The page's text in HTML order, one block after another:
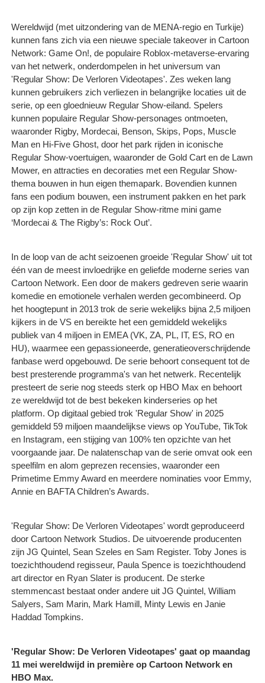
Wereldwijd (met uitzondering van de MENA-regio en Turkije)
kunnen fans zich via een nieuwe speciale takeover in Cartoon
Network: Game On!, de populaire Roblox-metaverse-ervaring
van het netwerk, onderdompelen in het universum van
'Regular Show: De Verloren Videotapes'. Zes weken lang
kunnen gebruikers zich verliezen in belangrijke locaties uit de
serie, op een gloednieuw Regular Show-eiland. Spelers
kunnen populaire Regular Show-personages ontmoeten,
waaronder Rigby, Mordecai, Benson, Skips, Pops, Muscle
Man en Hi-Five Ghost, door het park rijden in iconische
Regular Show-voertuigen, waaronder de Gold Cart en de Lawn
Mower, en attracties en decoraties met een Regular Show-
thema bouwen in hun eigen themapark. Bovendien kunnen
fans een podium bouwen, een instrument pakken en het park
op zijn kop zetten in de Regular Show-ritme mini game
‘Mordecai & The Rigby’s: Rock Out’.
In de loop van de acht seizoenen groeide 'Regular Show' uit tot
één van de meest invloedrijke en geliefde moderne series van
Cartoon Network. Een door de makers gedreven serie waarin
komedie en emotionele verhalen werden gecombineerd. Op
het hoogtepunt in 2013 trok de serie wekelijks bijna 2,5 miljoen
kijkers in de VS en bereikte het een gemiddeld wekelijks
publiek van 4 miljoen in EMEA (VK, ZA, PL, IT, ES, RO en
HU), waarmee een gepassioneerde, generatieoverschrijdende
fanbase werd opgebouwd. De serie behoort consequent tot de
best presterende programma's van het netwerk. Recentelijk
presteert de serie nog steeds sterk op HBO Max en behoort
ze wereldwijd tot de best bekeken kinderseries op het
platform. Op digitaal gebied trok 'Regular Show' in 2025
gemiddeld 59 miljoen maandelijkse views op YouTube, TikTok
en Instagram, een stijging van 100% ten opzichte van het
voorgaande jaar. De nalatenschap van de serie omvat ook een
speelfilm en alom geprezen recensies, waaronder een
Primetime Emmy Award en meerdere nominaties voor Emmy,
Annie en BAFTA Children’s Awards.
'Regular Show: De Verloren Videotapes' wordt geproduceerd
door Cartoon Network Studios. De uitvoerende producenten
zijn JG Quintel, Sean Szeles en Sam Register. Toby Jones is
toezichthoudend regisseur, Paula Spence is toezichthoudend
art director en Ryan Slater is producent. De sterke
stemmencast bestaat onder andere uit JG Quintel, William
Salyers, Sam Marin, Mark Hamill, Minty Lewis en Janie
Haddad Tompkins.
'Regular Show: De Verloren Videotapes' gaat op maandag
11 mei wereldwijd in première op Cartoon Network en
HBO Max.